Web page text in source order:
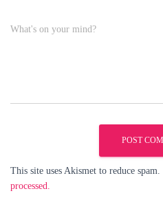
What's on your mind?
This site uses Akismet to reduce spam.
processed.